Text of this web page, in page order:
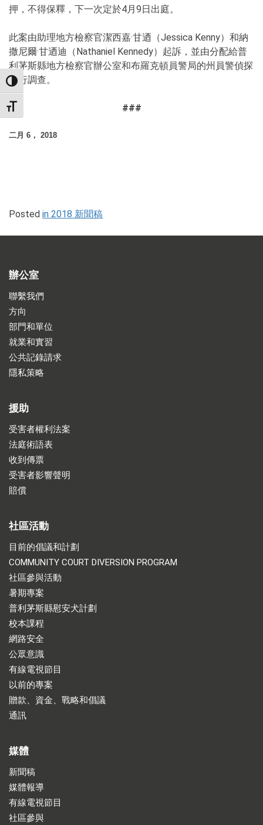
TOGGLE HIGH CONTRAST
TOGGLE FONT SIZE
押，不得保釋，下一次定於4月9日出庭。
此案由助理地方檢察官潔西嘉·甘迺（Jessica Kenny）和納
撒尼爾·甘迺迪（Nathaniel Kennedy）起訴，並由分配給普
利茅斯縣地方檢察官辦公室和布羅克頓員警局的州員警偵探
進行調查。
###
二月 6， 2018
Posted in 2018 新聞稿
辦公室
聯繫我們
方向
部門和單位
就業和實習
公共記錄請求
隱私策略
援助
受害者權利法案
法庭術語表
收到傳票
受害者影響聲明
賠償
社區活動
目前的倡議和計劃
COMMUNITY COURT DIVERSION PROGRAM
社區參與活動
暑期專案
普利茅斯縣慰安犬計劃
校本課程
網路安全
公眾意識
有線電視節目
以前的專案
贈款、資金、戰略和倡議
通訊
媒體
新聞稿
媒體報導
有線電視節目
社區參與